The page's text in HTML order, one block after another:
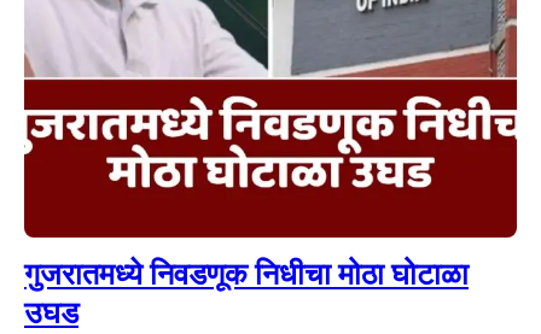
गुजरातमध्ये निवडणूक निधीचा मोठा घोटाळा
उघड